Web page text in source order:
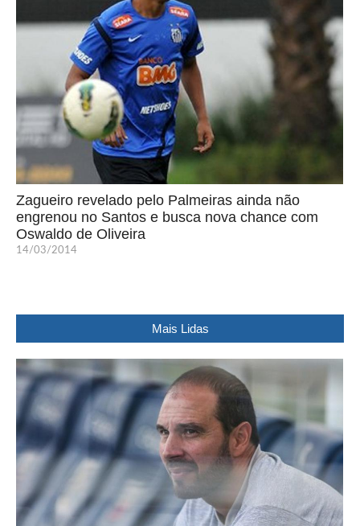
Zagueiro revelado pelo Palmeiras ainda não
engrenou no Santos e busca nova chance com
Oswaldo de Oliveira
14/03/2014
Mais Lidas